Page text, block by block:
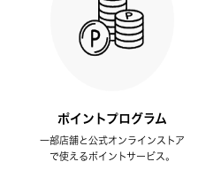
ポイントプログラム
一部店舗と公式オンラインストア
で使えるポイントサービス。